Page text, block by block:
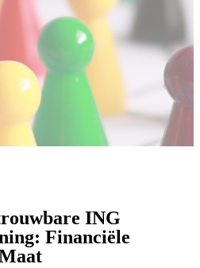
ING
Financiële